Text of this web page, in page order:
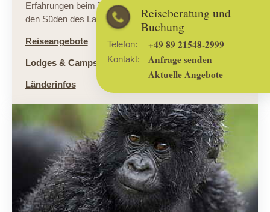
Reiseberatung und
Buchung
Telefon: +49 89 21548-2999
Kontakt:
Anfrage senden
Aktuelle Angebote
Erfahrungen beim Tracking der seltenen Berggorillas in
den Süden des Landes.
Reiseangebote
Lodges & Camps
Länderinfos